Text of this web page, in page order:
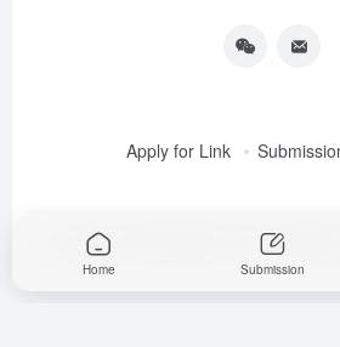
Apply for Link
Copyright © 2025 LBB.AI (Link, Build,
Home Submission